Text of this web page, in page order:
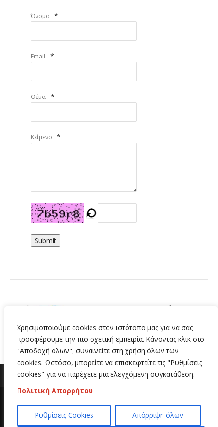
Χρησιμοποιούμε cookies στον ιστότοπο μας για να σας
προσφέρουμε την πιο σχετική εμπειρία. Κάνοντας κλικ στο
"Αποδοχή όλων", συναινείτε στη χρήση όλων των
cookies. Ωστόσο, μπορείτε να επισκεφτείτε τις "Ρυθμίσεις
cookies" για να παρέχετε μια ελεγχόμενη συγκατάθεση.
Πολιτική Απορρήτου
Ρυθμίσεις Cookies Απόρριψη όλων
Όνομα *
Email *
Θέμα *
Κείμενο *
Submit
Copyright 2020 | All Rights Reserved | Κατασκευή
ιστοσελίδων
Hi Web